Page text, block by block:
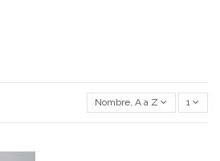
Nombre, A a Z 1